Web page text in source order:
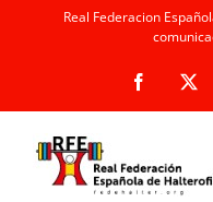
Real Federacion
Facebook